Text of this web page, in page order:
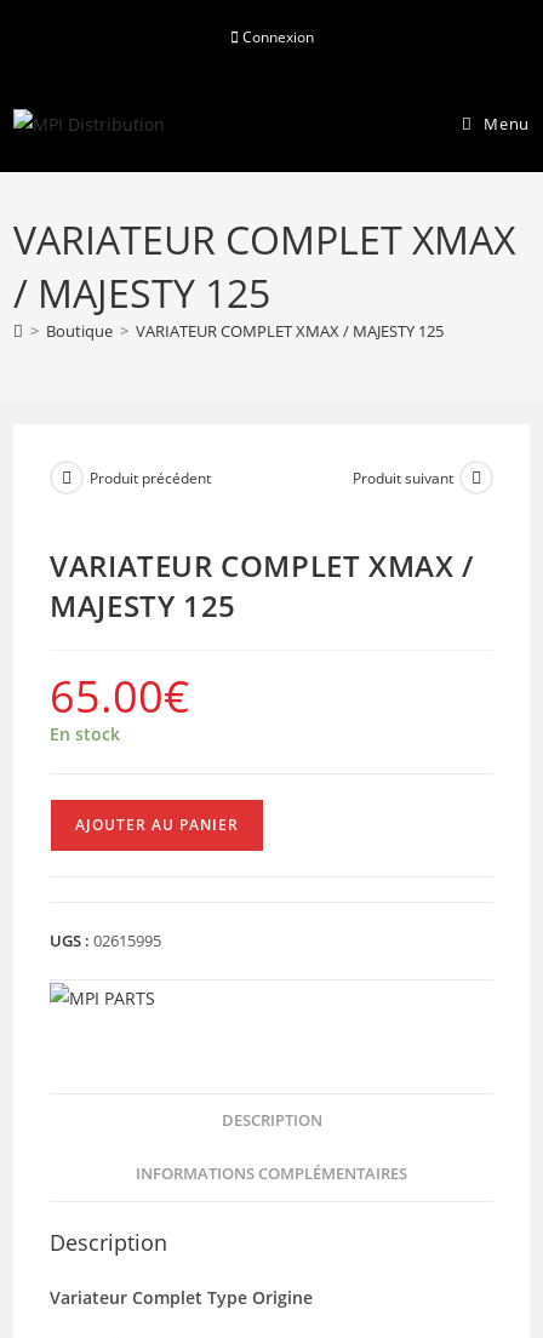
Connexion
Menu
VARIATEUR COMPLET XMAX
/ MAJESTY 125
> Boutique > VARIATEUR COMPLET XMAX / MAJESTY 125
Produit précédent Produit suivant
VARIATEUR COMPLET XMAX /
MAJESTY 125
65.00€
En stock
XMAX
MAJESTY
AJOUTER AU PANIER
UGS :02615995
DESCRIPTION
INFORMATIONS COMPLÉMENTAIRES
Description
Variateur Complet Type Origine